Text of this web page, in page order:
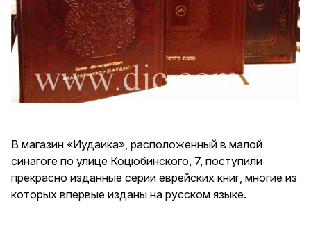
В магазин «Иудаика», расположенный в малой
синагоге по улице Коцюбинского, 7, поступили
прекрасно изданные серии еврейских книг, многие из
которых впервые изданы на русском языке.